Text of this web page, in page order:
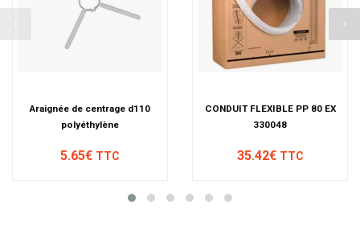
Araignée de centrage d110
polyéthylène
5.65€ TTC
CONDUIT FLEXIBLE PP 80 EX
330048
35.42€ TTC